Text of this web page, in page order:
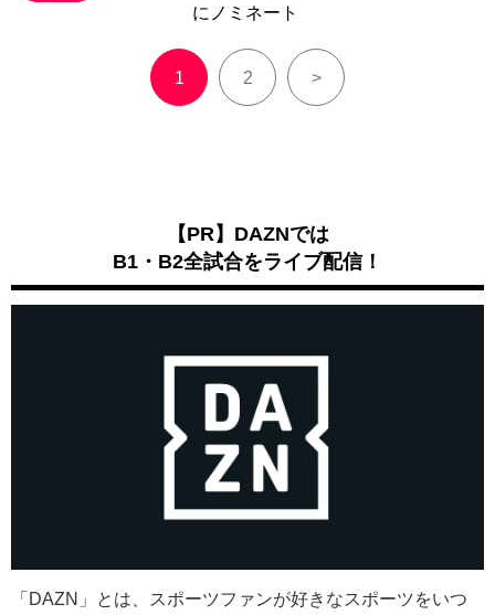
にノミネート
1 2 >
【PR】DAZNでは
B1・B2全試合をライブ配信！
「DAZN」とは、スポーツファンが好きなスポーツをいつ